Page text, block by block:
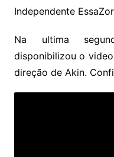
Independente
Na ultima
disponibilizou o
direção de Akin.